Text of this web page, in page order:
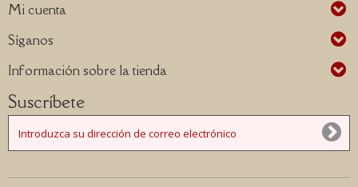
Mi cuenta
Síganos
Información sobre la tienda
Suscríbete